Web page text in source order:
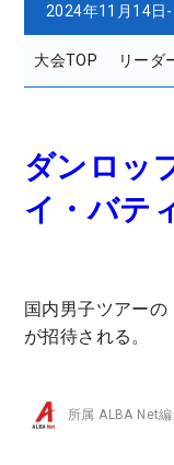
2024年11月14日
大会TOP リーダ
ダンロッ
イ・バテ
国内男子ツアー
が招待される。
所属ALBA Net